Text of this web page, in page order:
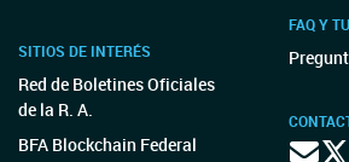
SITIOS DE INTERÉS
Red de Boletines Oficiales
de la R. A.
BFA Blockchain Federal
FAQ Y